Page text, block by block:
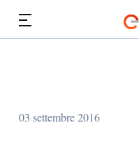
03 settembre 2016